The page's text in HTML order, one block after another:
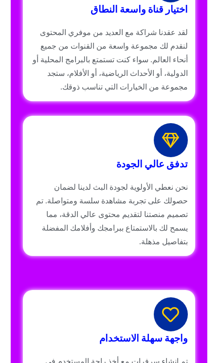
اختيار قناة واسعة النطاق
لقد عقدنا شراكة مع العديد من موفري المحتوى
لنقدم لك مجموعة واسعة من القنوات من جميع
أنحاء العالم. سواء كنت تستمتع بالبرامج المحلية أو
الدولية، أو الأحداث الرياضية، أو الأفلام، ستجد
مجموعة من الخيارات التي تناسب ذوقك.
تدفق عالي الجودة
نحن نعطي الأولوية لجودة البث لدينا لضمان
حصولك على تجربة مشاهدة سلسة ومتواصلة. تم
تصميم منصتنا لتقديم محتوى عالي الدقة، مما
يسمح لك بالاستمتاع ببرامجك وأفلامك المفضلة
بتفاصيل مذهلة.
واجهة سهلة الاستخدام